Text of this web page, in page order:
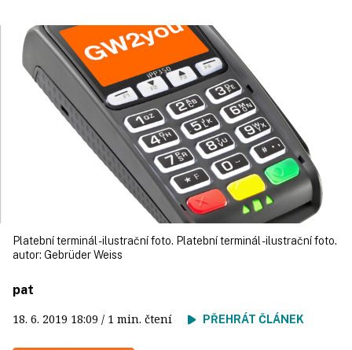
Platební terminál - ilustrační foto. Platební terminál - ilustrační foto.
autor: Gebrüder Weiss
pat
18. 6. 2019 18:09 / 1 min. čtení PŘEHRÁT ČLÁNEK